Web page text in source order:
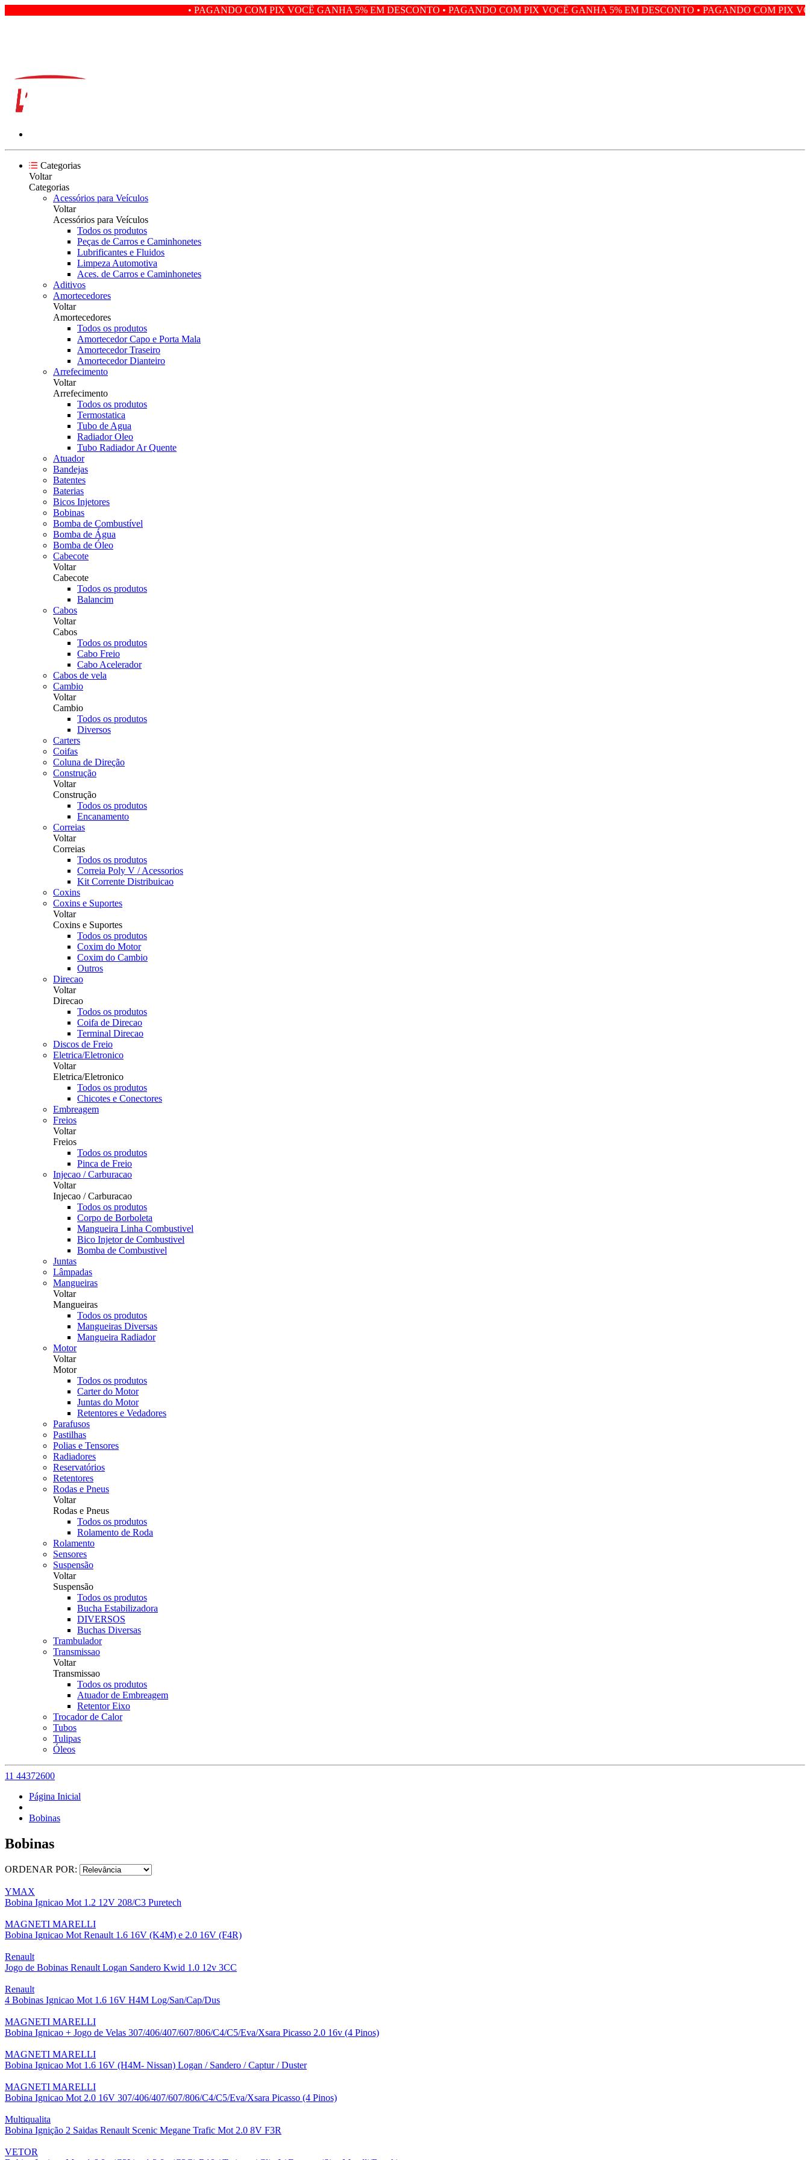
• PAGANDO COM PIX VOCÊ GANHA 5% EM DESCONTO • PAGANDO COM PIX VOCÊ GANHA 5% EM DESCONTO • PAGANDO COM PIX VOCÊ GANHA 5%
Categorias
Voltar
Categorias
Acessórios para Veículos
Voltar
Acessórios para Veículos
Todos os produtos
Peças de Carros e Caminhonetes
Lubrificantes e Fluidos
Limpeza Automotiva
Aces. de Carros e Caminhonetes
Aditivos
Amortecedores
Voltar
Amortecedores
Todos os produtos
Amortecedor Capo e Porta Mala
Amortecedor Traseiro
Amortecedor Dianteiro
Arrefecimento
Voltar
Arrefecimento
Todos os produtos
Termostatica
Tubo de Agua
Radiador Oleo
Tubo Radiador Ar Quente
Atuador
Bandejas
Batentes
Baterias
Bicos Injetores
Bobinas
Bomba de Combustível
Bomba de Água
Bomba de Óleo
Cabecote
Voltar
Cabecote
Todos os produtos
Balancim
Cabos
Voltar
Cabos
Todos os produtos
Cabo Freio
Cabo Acelerador
Cabos de vela
Cambio
Voltar
Cambio
Todos os produtos
Diversos
Carters
Coifas
Coluna de Direção
Construção
Voltar
Construção
Todos os produtos
Encanamento
Correias
Voltar
Correias
Todos os produtos
Correia Poly V / Acessorios
Kit Corrente Distribuicao
Coxins
Coxins e Suportes
Voltar
Coxins e Suportes
Todos os produtos
Coxim do Motor
Coxim do Cambio
Outros
Direcao
Voltar
Direcao
Todos os produtos
Coifa de Direcao
Terminal Direcao
Discos de Freio
Eletrica/Eletronico
Voltar
Eletrica/Eletronico
Todos os produtos
Chicotes e Conectores
Embreagem
Freios
Voltar
Freios
Todos os produtos
Pinca de Freio
Injecao / Carburacao
Voltar
Injecao / Carburacao
Todos os produtos
Corpo de Borboleta
Mangueira Linha Combustivel
Bico Injetor de Combustivel
Bomba de Combustivel
Juntas
Lâmpadas
Mangueiras
Voltar
Mangueiras
Todos os produtos
Mangueiras Diversas
Mangueira Radiador
Motor
Voltar
Motor
Todos os produtos
Carter do Motor
Juntas do Motor
Retentores e Vedadores
Parafusos
Pastilhas
Polias e Tensores
Radiadores
Reservatórios
Retentores
Rodas e Pneus
Voltar
Rodas e Pneus
Todos os produtos
Rolamento de Roda
Rolamento
Sensores
Suspensão
Voltar
Suspensão
Todos os produtos
Bucha Estabilizadora
DIVERSOS
Buchas Diversas
Trambulador
Transmissao
Voltar
Transmissao
Todos os produtos
Atuador de Embreagem
Retentor Eixo
Trocador de Calor
Tubos
Tulipas
Óleos
11 44372600
Página Inicial
Bobinas
Bobinas
ORDENAR POR:
YMAX
Bobina Ignicao Mot 1.2 12V 208/C3 Puretech
MAGNETI MARELLI
Bobina Ignicao Mot Renault 1.6 16V (K4M) e 2.0 16V (F4R)
Renault
Jogo de Bobinas Renault Logan Sandero Kwid 1.0 12v 3CC
Renault
4 Bobinas Ignicao Mot 1.6 16V H4M Log/San/Cap/Dus
MAGNETI MARELLI
Bobina Ignicao + Jogo de Velas 307/406/407/607/806/C4/C5/Eva/Xsara Picasso 2.0 16v (4 Pinos)
MAGNETI MARELLI
Bobina Ignicao Mot 1.6 16V (H4M- Nissan) Logan / Sandero / Captur / Duster
MAGNETI MARELLI
Bobina Ignicao Mot 2.0 16V 307/406/407/607/806/C4/C5/Eva/Xsara Picasso (4 Pinos)
Multiqualita
Bobina Ignição 2 Saidas Renault Scenic Megane Trafic Mot 2.0 8V F3R
VETOR